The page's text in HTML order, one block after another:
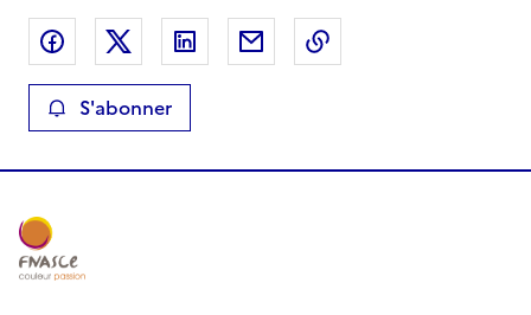
Partager sur Facebook
Partager sur XPartager sur LinkedIn
Partager par email
S'abonner